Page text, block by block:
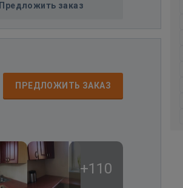
Предложить заказ
ПРЕДЛОЖИТЬ ЗАКАЗ
+110